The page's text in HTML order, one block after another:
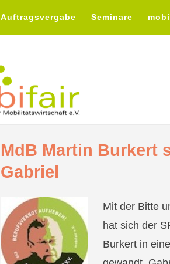
Auftragsvergabe Seminare
MdB Martin Burkert
Gabriel
Mit der Bitte
hat sich der
Burkert in